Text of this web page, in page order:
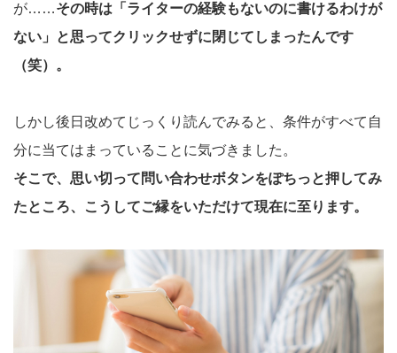
が……その時は「ライターの経験もないのに書けるわけが
ない」と思ってクリックせずに閉じてしまったんです
（笑）。
しかし後日改めてじっくり読んでみると、条件がすべて自
分に当てはまっていることに気づきました。
そこで、思い切って問い合わせボタンをぽちっと押してみ
たところ、こうしてご縁をいただけて現在に至ります。